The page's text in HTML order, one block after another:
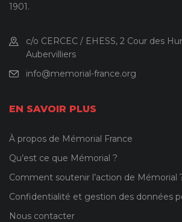
1901.
c/o CERCEC / EHESS, 2 Cour des
Aubervilliers
info@memorial-france.org
EN SAVOIR PLUS
À propos de Mémorial France
Qu’est ce que Mémorial ?
Comment soutenir l’action de Mémorial
Confidentialité et gestion des données
Nous contacter